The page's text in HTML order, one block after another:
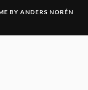
BY ANDERS NORÉN